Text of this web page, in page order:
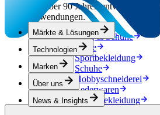
Seit über 90 Jahren entwickeln
Anwendungen.
Bekleidung & Schuhe
Mode
Sportbekleidung
Schuhe
Hobbyschneiderei
Lederwaren
Berufsbekleidung
Märkte & Lösungen
Technologien
Marken
Über uns
News & Insights